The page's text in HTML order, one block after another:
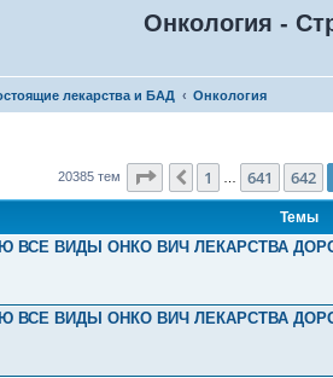
Онкология -
лекарства и БАД Онкология
20385 тем Страница 643из 816
Пред.
1 641 642
Темы
ВСЕ ВИДЫ ОНКО ВИЧ ЛЕКАРСТВА
ВСЕ ВИДЫ ОНКО ВИЧ ЛЕКАРСТВА